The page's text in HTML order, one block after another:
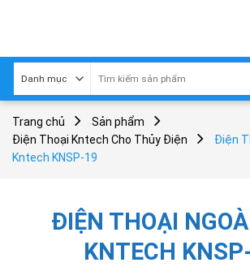
Trang chủ
Sản phẩm
Điện Thoại Kntech Cho Thủy Điện
Điện
Kntech KNSP-19
ĐIỆN THOẠI
KNTECH